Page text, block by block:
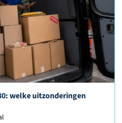
welke uitzonderingen